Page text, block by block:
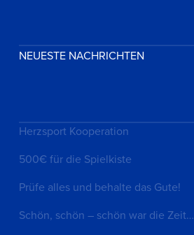
NEUESTE NACHRICHTEN
Herzsport Kooperation
500€ für die Spielkiste
Prüfe alles und behalte das Gute!
Schön, schön – schön war die Zeit…